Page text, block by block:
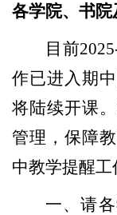
各学院、书院
目前
作已进入期
将陆续开课
管理，保障
中教学提醒工
一、请